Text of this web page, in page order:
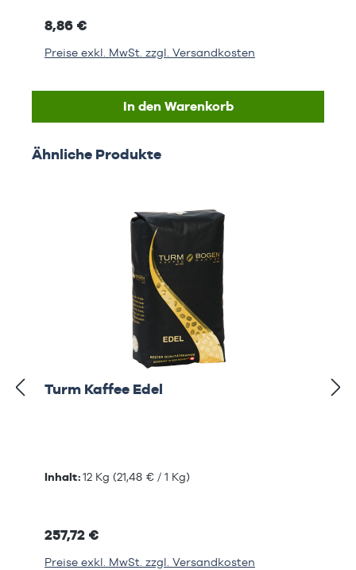
8,86 €
Preise exkl. MwSt. zzgl. Versandkosten
In den Warenkorb
Produktgalerie überspringen
Ähnliche Produkte
Turm Kaffee Edel
Inhalt:12 Kg (21,48 € / 1 Kg)
257,72 €
Preise exkl. MwSt. zzgl. Versandkosten